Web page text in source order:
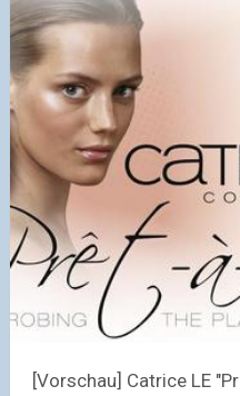
[Vorschau] Catrice LE